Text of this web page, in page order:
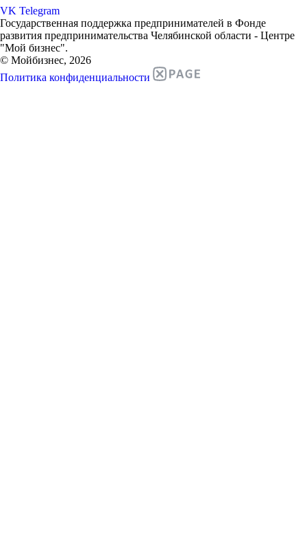
VK Telegram
Государственная поддержка предпринимателей в Фонде
развития предпринимательства Челябинской области - Центре
"Мой бизнес".
© Мойбизнес, 2026
Политика конфиденциальности